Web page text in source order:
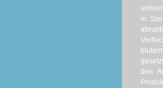
in
den